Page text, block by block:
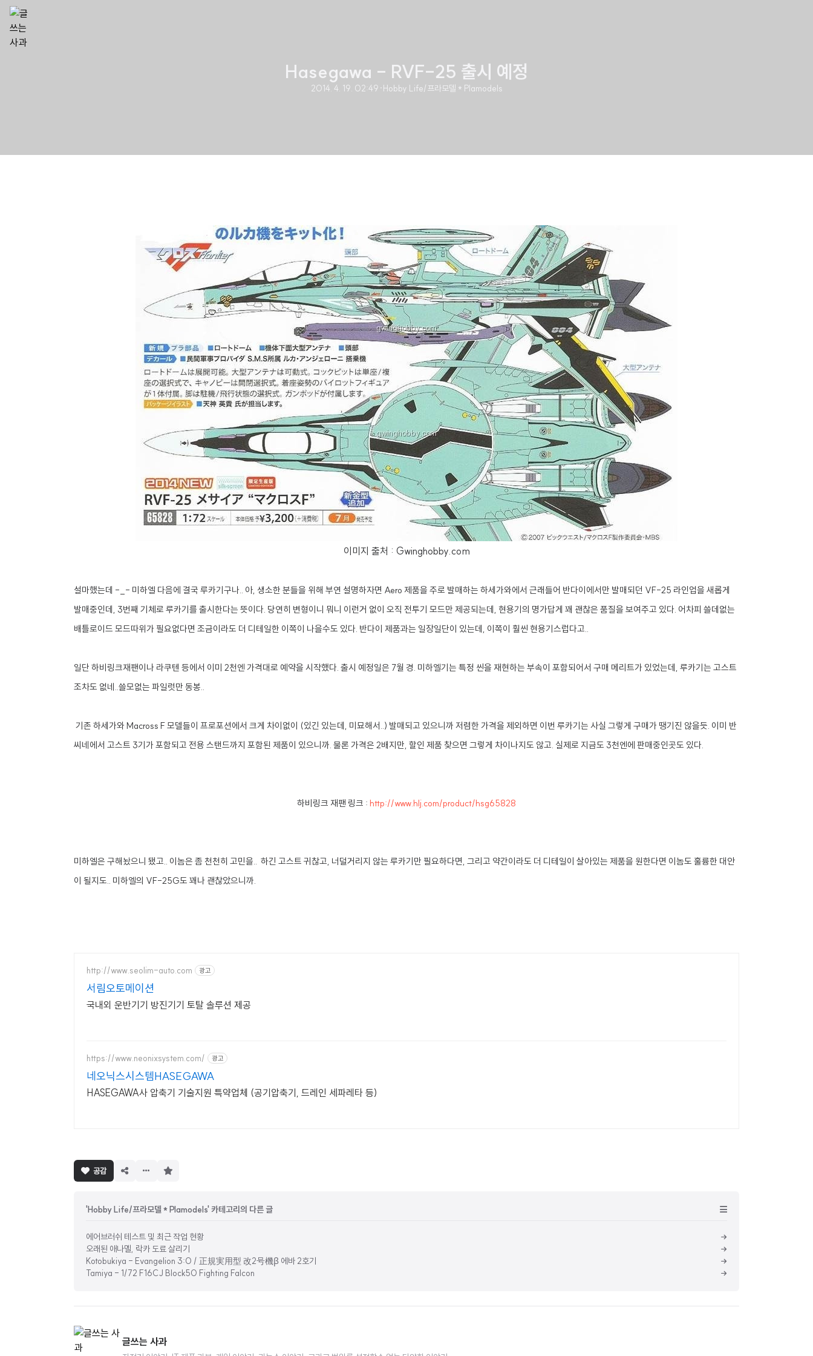
Hasegawa - RVF-25 출시 예정
2014. 4. 19. 02:49 ·Hobby Life/프라모델 * Plamodels
이미지 출처 : Gwinghobby.com
설마했는데 -_- 미하엘 다음에 결국 루카기구나.. 아, 생소한 분들을 위해 부연 설명하자면 Aero 제품을 주로 발매하는 하세가와에서 근래들어 반다이에서만 발매되던 VF-25 라인업을 새롭게
발매중인데, 3번째 기체로 루카기를 출시한다는 뜻이다. 당연히 변형이니 뭐니 이런거 없이 오직 전투기 모드만 제공되는데, 현용기의 명가답게 꽤 괜찮은 품질을 보여주고 있다. 어차피 쓸데없는
배틀로이드 모드따위가 필요없다면 조금이라도 더 디테일한 이쪽이 나을수도 있다. 반다이 제품과는 일장일단이 있는데, 이쪽이 훨씬 현용기스럽다고..
일단 하비링크재팬이나 라쿠텐 등에서 이미 2천엔 가격대로 예약을 시작했다. 출시 예정일은 7월 경. 미하엘기는 특정 씬을 재현하는 부속이 포함되어서 구매 메리트가 있었는데, 루카기는 고스트
조차도 없네..쓸모없는 파일럿만 동봉..
기존 하세가와 Macross F 모델들이 프로포션에서 크게 차이없이 (있긴 있는데, 미묘해서..) 발매되고 있으니까 저렴한 가격을 제외하면 이번 루카기는 사실 그렇게 구매가 땡기진 않을듯. 이미 반
씨네에서 고스트 3기가 포함되고 전용 스탠드까지 포함된 제품이 있으니까. 물론 가격은 2배지만, 할인 제품 찾으면 그렇게 차이나지도 않고. 실제로 지금도 3천엔에 판매중인곳도 있다.
하비링크 재팬 링크 : http://www.hlj.com/product/hsg65828
미하엘은 구해놨으니 됐고.. 이놈은 좀 천천히 고민을.. 하긴 고스트 귀찮고, 너덜거리지 않는 루카기만 필요하다면, 그리고 약간이라도 더 디테일이 살아있는 제품을 원한다면 이놈도 훌륭한 대안
이 될지도.. 미하엘의 VF-25G도 꽤나 괜찮았으니까.
http://www.seolim-auto.com 광고
서림오토메이션
국내외 운반기기 방진기기 토탈 솔루션 제공
https://www.neonixsystem.com/ 광고
네오닉스시스템HASEGAWA
HASEGAWA사 압축기 기술지원 특약업체 (공기압축기, 드레인 세파레타 등)
공감
'Hobby Life/프라모델 * Plamodels' 카테고리의 다른 글
에어브러쉬 테스트 및 최근 작업 현황
오래된 애나멜, 락카 도료 살리기
Kotobukiya - Evangelion 3:0 / 正規実用型 改2号機β 에바 2호기
Tamiya - 1/72 F16CJ Block50 Fighting Falcon
글쓰는 사과